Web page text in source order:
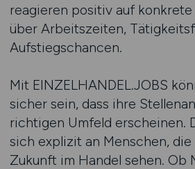
reagieren positiv auf
über Arbeitszeiten,
Aufstiegschancen.
Mit EINZELHANDEL.JOBS
sicher sein, dass ihre
richtigen Umfeld erscheinen.
sich explizit an Menschen,
Zukunft im Handel sehen. Ob